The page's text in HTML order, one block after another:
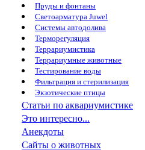
Пруды и фонтаны
Светоарматура Juwel
Системы автодолива
Терморегуляция
Террариумистика
Террариумные животные
Тестирование воды
Фильтрация и стерилизация
Экзотические птицы
Статьи по аквариумистике
Это интересно...
Анекдоты
Сайты о животных